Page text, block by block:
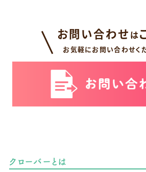
お問い合わせ は
お気軽にお問い合わせくだ
クローバーとは